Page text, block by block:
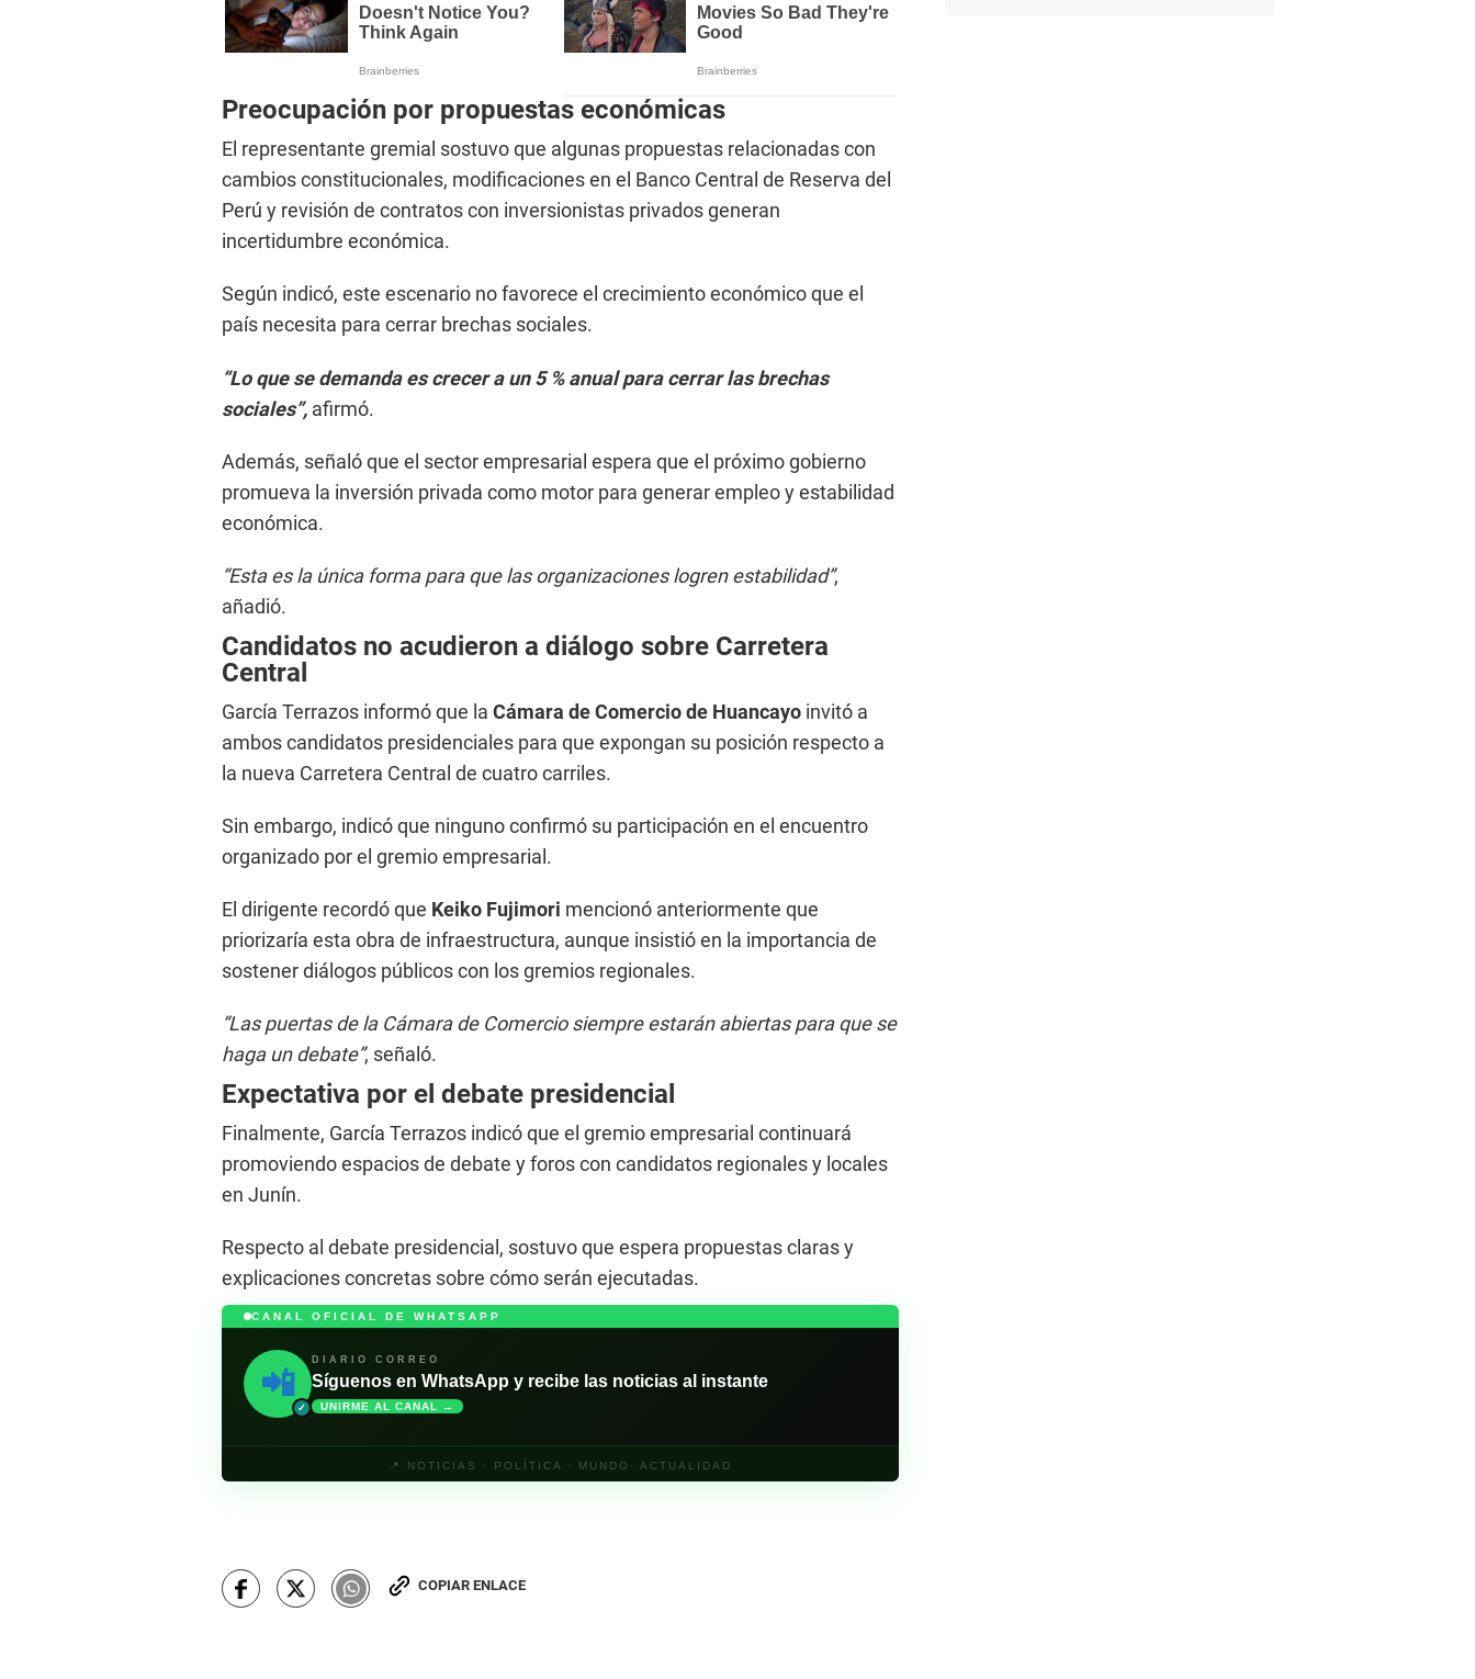
Preocupación por propuestas económicas
El representante gremial sostuvo que algunas propuestas relacionadas con
cambios constitucionales, modificaciones en el Banco Central de Reserva del
Perú y revisión de contratos con inversionistas privados generan
incertidumbre económica.
Según indicó, este escenario no favorece el crecimiento económico que el
país necesita para cerrar brechas sociales.
“Lo que se demanda es crecer a un 5 % anual para cerrar las brechas
sociales”, afirmó.
Además, señaló que el sector empresarial espera que el próximo gobierno
promueva la inversión privada como motor para generar empleo y estabilidad
económica.
“Esta es la única forma para que las organizaciones logren estabilidad”,
añadió.
Candidatos no acudieron a diálogo sobre Carretera
Central
García Terrazos informó que la Cámara de Comercio de Huancayo invitó a
ambos candidatos presidenciales para que expongan su posición respecto a
la nueva Carretera Central de cuatro carriles.
Sin embargo, indicó que ninguno confirmó su participación en el encuentro
organizado por el gremio empresarial.
El dirigente recordó que Keiko Fujimori mencionó anteriormente que
priorizaría esta obra de infraestructura, aunque insistió en la importancia de
sostener diálogos públicos con los gremios regionales.
“Las puertas de la Cámara de Comercio siempre estarán abiertas para que se
haga un debate”, señaló.
Expectativa por el debate presidencial
Finalmente, García Terrazos indicó que el gremio empresarial continuará
promoviendo espacios de debate y foros con candidatos regionales y locales
en Junín.
Respecto al debate presidencial, sostuvo que espera propuestas claras y
explicaciones concretas sobre cómo serán ejecutadas.
CANAL OFICIAL DE WHATSAPP
📲
✓
DIARIO CORREO
Síguenos en WhatsApp y recibe las noticias al instante
UNIRME AL CANAL →
📍 NOTICIAS · POLÍTICA · MUNDO· ACTUALIDAD
COPIAR ENLACE